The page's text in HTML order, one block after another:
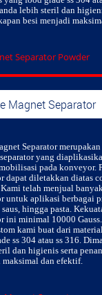
lebih steril dan
besi menjadi
Magnet Separator
Separator
yang
pada konveyor.
dapat diletakkan diatas
telah menjual
untuk aplikasi berbagai
hingga pasta.
ini minimal 10000
kami buat dari
ss 304 atau ss 316.
dan higienis serta
maksimal dan efektif.